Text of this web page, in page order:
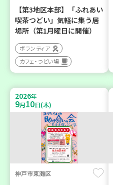
【第3地区本部】「ふれあい
喫茶つどい」気軽に集う居
場所（第1月曜日に開催）
ボランティア
カフェ・つどい場
2026年
9月10日(木)
神戸市東灘区